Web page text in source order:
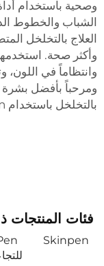
الشباب والخطوط
العلاج بالتخلخل
وأكثر صحة.
وانتظاماً في اللون،
ومرحباً بأفضل بشرة
بالتخلخل باستخدام SkinPen من Medi.
فئات المنتجات
Skinpen